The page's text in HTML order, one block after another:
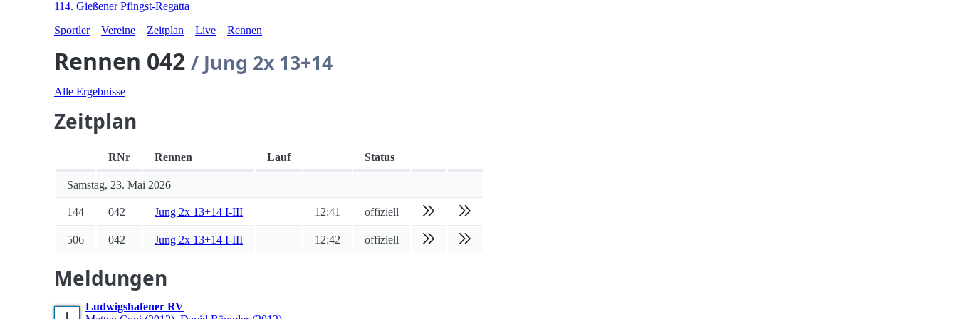
114. Gießener Pfingst-Regatta
Sportler
Vereine Zeitplan Live Rennen
Rennen 042 / Jung 2x 13+14
Alle Ergebnisse
Zeitplan
RNr Rennen Lauf Status
Samstag, 23. Mai 2026
144 042 Jung 2x 13+14 I-III 12:41 offiziell
506 042 Jung 2x 13+14 I-III 12:42 offiziell
Meldungen
1
Ludwigshafener RV